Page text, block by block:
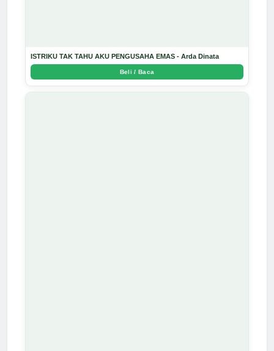
ISTRIKU TAK TAHU AKU PENGUSAHA EMAS - Arda Dinata
Beli / Baca